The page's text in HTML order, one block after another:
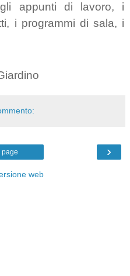
appunti di lavoro, i
i programmi di sala, i
›
page
web